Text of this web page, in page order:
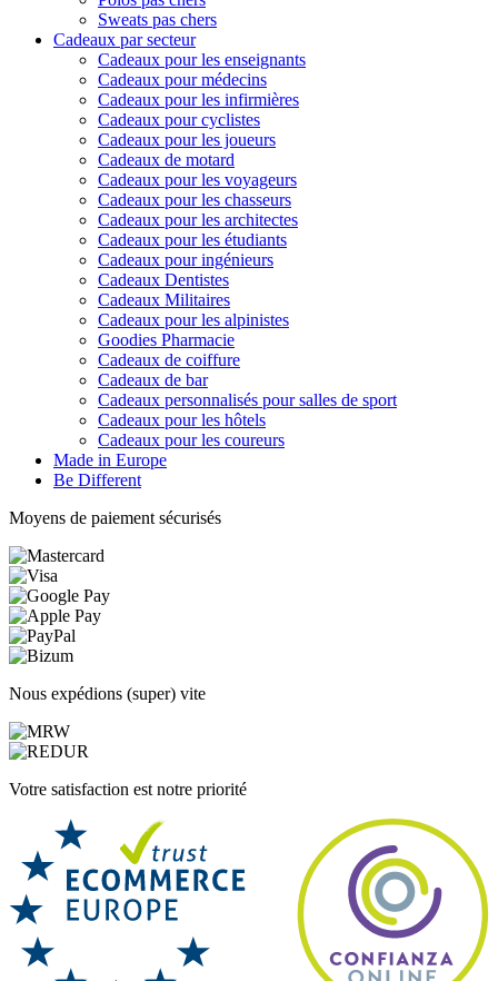
Sweats pas chers
Cadeaux par secteur
Cadeaux pour les enseignants
Cadeaux pour médecins
Cadeaux pour les infirmières
Cadeaux pour cyclistes
Cadeaux pour les joueurs
Cadeaux de motard
Cadeaux pour les voyageurs
Cadeaux pour les chasseurs
Cadeaux pour les architectes
Cadeaux pour les étudiants
Cadeaux pour ingénieurs
Cadeaux Dentistes
Cadeaux Militaires
Cadeaux pour les alpinistes
Goodies Pharmacie
Cadeaux de coiffure
Cadeaux de bar
Cadeaux personnalisés pour salles de sport
Cadeaux pour les hôtels
Cadeaux pour les coureurs
Made in Europe
Be Different
Moyens de paiement sécurisés
Nous expédions (super) vite
Votre satisfaction est notre priorité